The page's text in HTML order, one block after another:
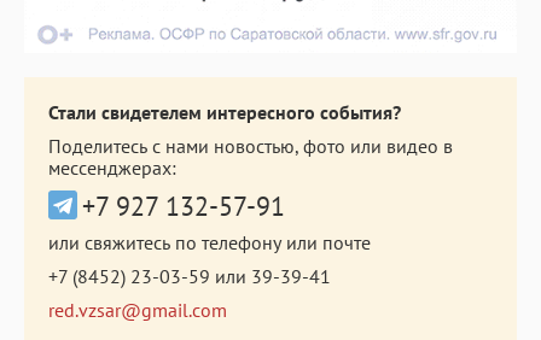
Стали свидетелем интересного события?
Поделитесь с нами новостью, фото или видео в
мессенджерах:
+7 927 132-57-91
или свяжитесь по телефону или почте
+7 (8452) 23-03-59 или 39-39-41
red.vzsar@gmail.com